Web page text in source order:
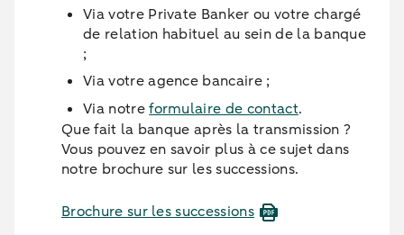
Via votre Private Banker ou votre chargé
de relation habituel au sein de la banque
;
Via votre agence bancaire ;
Via notreformulaire de contact.
Que fait la banque après la transmission ?
Vous pouvez en savoir plus à ce sujet dans
notre brochure sur les successions.
Brochure sur les successions